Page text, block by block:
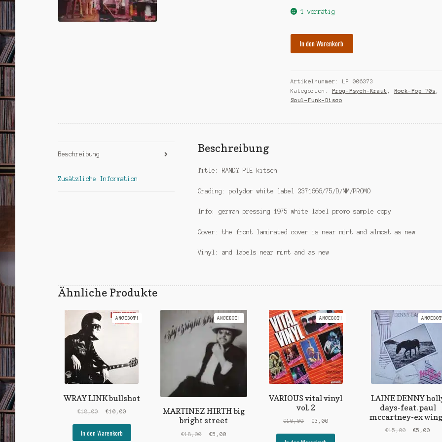
1 vorrätig
In den Warenkorb
Artikelnummer:
LP 006373
Kategorien:
Prog-Psych-Kraut , Rock-Pop 70s ,
Soul-Funk-Disco
Beschreibung
Zusätzliche Information
Beschreibung
Title: RANDY PIE kitsch
Grading: polydor white label 2371666/75/D/NM/PROMO
Info: german pressing 1975 white label promo sample copy
Cover: the front laminated cover is near mint and almost as new
Vinyl: and labels near mint and as new
Ähnliche Produkte
WRAY LINK bullshot
ANGEBOT!
€18,00
Ursprünglicher
war:
€10,00Aktueller
€10,00.
In den Warenkorb
MARTINEZ HIRTH big
bright street
ANGEBOT!
€18,00
Ursprünglicher
€5,00Aktueller
VARIOUS vital vinyl
vol. 2
ANGEBOT!
€10,00
Ursprünglicher
war:
€3,00Aktueller
LAINE DENNY
days-feat. paul
mccartney-ex
€15,00 €5,00